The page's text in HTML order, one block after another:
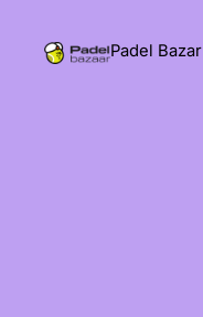
Padel Bazar